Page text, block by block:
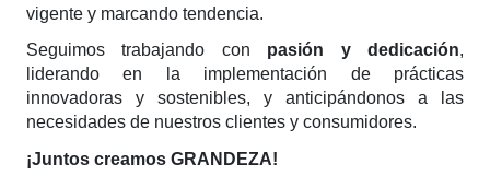
vigente y marcando tendencia.
Seguimos trabajando con pasión y dedicación,
liderando en la implementación de prácticas
innovadoras y sostenibles, y anticipándonos a las
necesidades de nuestros clientes y consumidores.
¡Juntos creamos GRANDEZA!